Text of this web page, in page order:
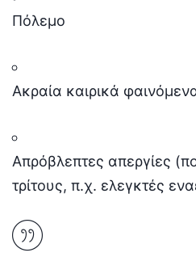
Πόλεμο
Ακραία καιρικά
Απρόβλεπτες απεργίες
τρίτους, π.χ. ελεγκτές